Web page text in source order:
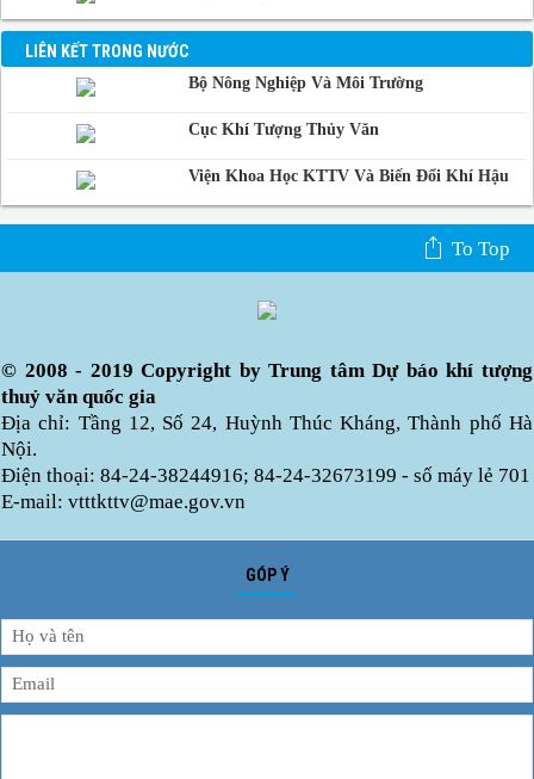
LIÊN KẾT TRONG NƯỚC
Bộ Nông Nghiệp Và Môi Trường
Cục Khí Tượng Thủy Văn
Viện Khoa Học KTTV Và Biến Đổi Khí Hậu
To Top
© 2008 - 2019 Copyright by Trung tâm Dự báo khí tượng
thuỷ văn quốc gia
Địa chỉ: Tầng 12, Số 24, Huỳnh Thúc Kháng, Thành phố Hà
Nội.
Điện thoại: 84-24-38244916; 84-24-32673199 - số máy lẻ 701
E-mail: vtttkttv@mae.gov.vn
GÓP Ý